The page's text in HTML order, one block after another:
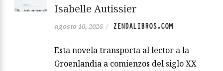
Isabelle Autissier
agosto 10, 2026 / ZENDALIBROS.COM
Esta novela transporta al lector a la
Groenlandia a comienzos del siglo XX